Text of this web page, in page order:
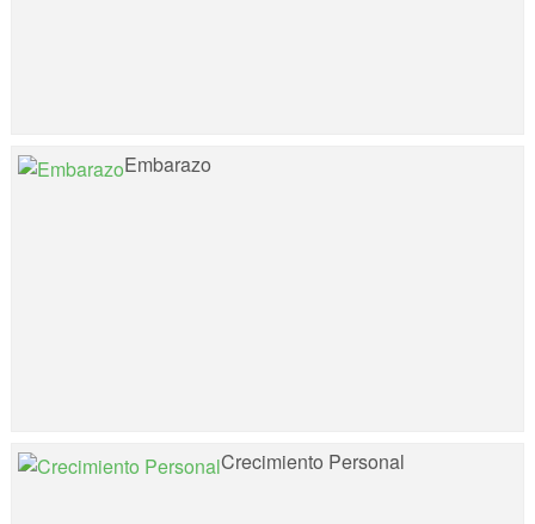
Embarazo
Crecimiento Personal